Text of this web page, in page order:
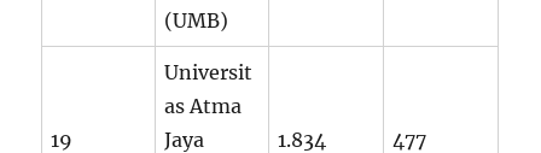
(UMB)
19
Universit
as Atma
Jaya
1.834 477